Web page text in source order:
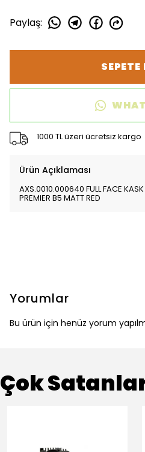
Paylaş:
SEPETE
1000 TL üzeri ücretsiz kargo
Ürün Açıklaması
AXS.0010.000640 FULL FACE
PREMIER B5 MATT RED
Yorumlar
Bu ürün için henüz yorum
Çok